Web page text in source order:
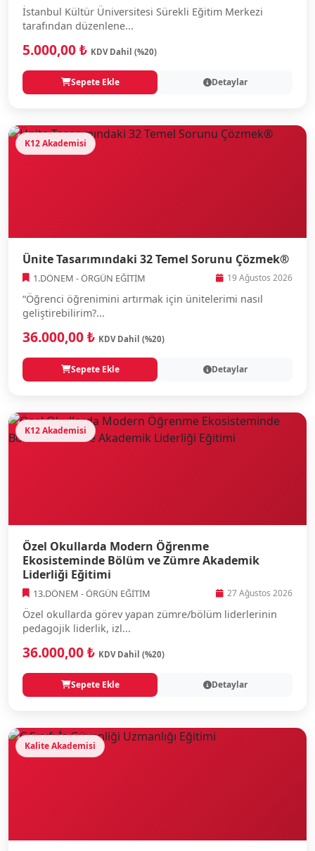
İstanbul Kültür Üniversitesi Sürekli Eğitim Merkezi
tarafından düzenlene...
5.000,00 ₺ KDV Dahil (%20)
Sepete Ekle Detaylar
K12 Akademisi
Ünite Tasarımındaki 32 Temel Sorunu Çözmek®
1.DÖNEM - ÖRGÜN EĞİTİM 19 Ağustos 2026
“Öğrenci öğrenimini artırmak için ünitelerimi nasıl
geliştirebilirim?...
36.000,00 ₺ KDV Dahil (%20)
Sepete Ekle Detaylar
K12 Akademisi
Özel Okullarda Modern Öğrenme
Ekosisteminde Bölüm ve Zümre Akademik
Liderliği Eğitimi
13.DÖNEM - ÖRGÜN EĞİTİM 27 Ağustos 2026
Özel okullarda görev yapan zümre/bölüm liderlerinin
pedagojik liderlik, izl...
36.000,00 ₺ KDV Dahil (%20)
Sepete Ekle Detaylar
Kalite Akademisi